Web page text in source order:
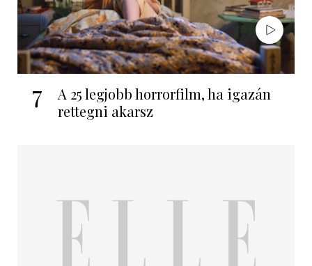
7
A 25 legjobb horrorfilm, ha igazán
rettegni akarsz